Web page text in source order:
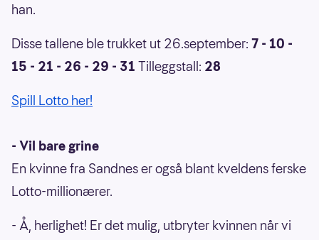
han.
Disse tallene ble trukket ut 26.september: 7 - 10 -
15 - 21 - 26 - 29 - 31 Tilleggstall: 28
Spill Lotto her!
- Vil bare grine
En kvinne fra Sandnes er også blant kveldens ferske
Lotto-millionærer.
- Å, herlighet! Er det mulig, utbryter kvinnen når vi